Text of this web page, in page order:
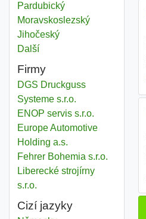
Elektromechanika
PardubickýKraj
Elektromechanika
MoravskoslezskýKraj
Elektromechanika
JihočeskýKraj
Dalšíkraj
Firmy
DGS Druckguss
Systeme s.r.o.
ENOP servis s.r.o.
Europe Automotive
Holding a.s.
Fehrer Bohemia s.r.o.
Liberecké strojírny
s.r.o.
Cizí jazyky